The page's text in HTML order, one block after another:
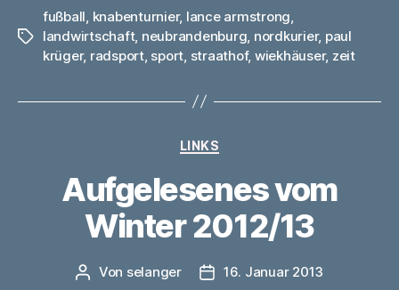
Schlagwörter
fußball knabenturnier, lance armstrong
landwirtschaft, neubrandenburg nordkurier, paul
krüger, radsport, sport straathof, wiekhäuser, zeit
Kategorien
LINKS
Aufgelesenes vom
Winter 2012/13
Beitragsautor
Von selanger Veröffentlichungsdatum
16. Januar 2013